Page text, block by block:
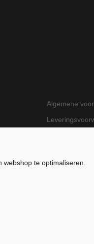
te optimaliseren.
Algemene